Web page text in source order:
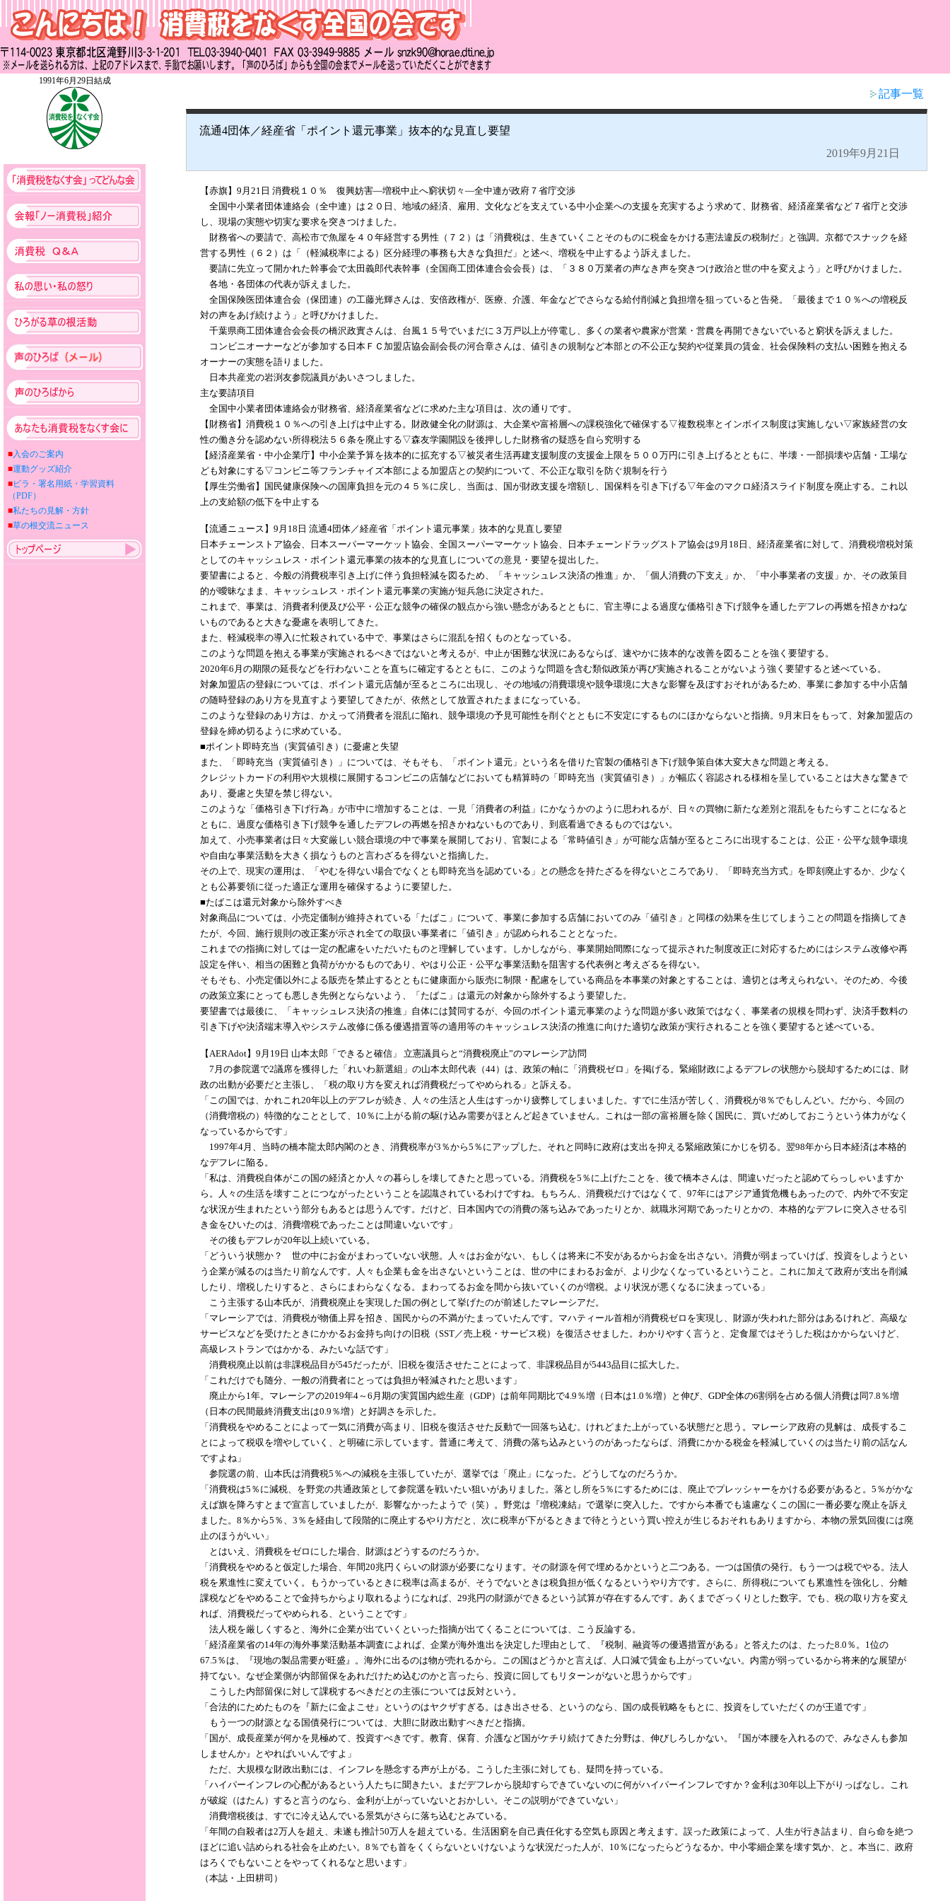
1991年6月29日結成
■入会のご案内
■運動グッズ紹介
■ビラ・署名用紙・学習資料
（PDF）
■私たちの見解・方針
■草の根交流ニュース
記事一覧
流通4団体／経産省「ポイント還元事業」抜本的な見直し要望
2019年9月21日
【赤旗】9月21日 消費税１０％ 復興妨害―増税中止へ窮状切々―全中連が政府７省庁交渉
全国中小業者団体連絡会（全中連）は２０日、地域の経済、雇用、文化などを支えている中小企業への支援を充実するよう求めて、財務省、経済産業省など７省庁と交渉
し、現場の実態や切実な要求を突きつけました。
財務省への要請で、高松市で魚屋を４０年経営する男性（７２）は「消費税は、生きていくことそのものに税金をかける憲法違反の税制だ」と強調。京都でスナックを経
営する男性（６２）は「（軽減税率による）区分経理の事務も大きな負担だ」と述べ、増税を中止するよう訴えました。
要請に先立って開かれた幹事会で太田義郎代表幹事（全国商工団体連合会会長）は、「３８０万業者の声なき声を突きつけ政治と世の中を変えよう」と呼びかけました。
各地・各団体の代表が訴えました。
全国保険医団体連合会（保団連）の工藤光輝さんは、安倍政権が、医療、介護、年金などでさらなる給付削減と負担増を狙っていると告発。「最後まで１０％への増税反
対の声をあげ続けよう」と呼びかけました。
千葉県商工団体連合会会長の橋沢政實さんは、台風１５号でいまだに３万戸以上が停電し、多くの業者や農家が営業・営農を再開できないでいると窮状を訴えました。
コンビニオーナーなどが参加する日本ＦＣ加盟店協会副会長の河合章さんは、値引きの規制など本部との不公正な契約や従業員の賃金、社会保険料の支払い困難を抱える
オーナーの実態を語りました。
日本共産党の岩渕友参院議員があいさつしました。
主な要請項目
全国中小業者団体連絡会が財務省、経済産業省などに求めた主な項目は、次の通りです。
【財務省】消費税１０％への引き上げは中止する。財政健全化の財源は、大企業や富裕層への課税強化で確保する▽複数税率とインボイス制度は実施しない▽家族経営の女
性の働き分を認めない所得税法５６条を廃止する▽森友学園開設を後押しした財務省の疑惑を自ら究明する
【経済産業省・中小企業庁】中小企業予算を抜本的に拡充する▽被災者生活再建支援制度の支援金上限を５００万円に引き上げるとともに、半壊・一部損壊や店舗・工場な
ども対象にする▽コンビニ等フランチャイズ本部による加盟店との契約について、不公正な取引を防ぐ規制を行う
【厚生労働省】国民健康保険への国庫負担を元の４５％に戻し、当面は、国が財政支援を増額し、国保料を引き下げる▽年金のマクロ経済スライド制度を廃止する。これ以
上の支給額の低下を中止する
【流通ニュース】9月18日 流通4団体／経産省「ポイント還元事業」抜本的な見直し要望
日本チェーンストア協会、日本スーパーマーケット協会、全国スーパーマーケット協会、日本チェーンドラッグストア協会は9月18日、経済産業省に対して、消費税増税対策
としてのキャッシュレス・ポイント還元事業の抜本的な見直しについての意見・要望を提出した。
要望書によると、今般の消費税率引き上げに伴う負担軽減を図るため、「キャッシュレス決済の推進」か、「個人消費の下支え」か、「中小事業者の支援」か、その政策目
的が曖昧なまま、キャッシュレス・ポイント還元事業の実施が短兵急に決定された。
これまで、事業は、消費者利便及び公平・公正な競争の確保の観点から強い懸念があるとともに、官主導による過度な価格引き下げ競争を通したデフレの再燃を招きかねな
いものであると大きな憂慮を表明してきた。
また、軽減税率の導入に忙殺されている中で、事業はさらに混乱を招くものとなっている。
このような問題を抱える事業が実施されるべきではないと考えるが、中止が困難な状況にあるならば、速やかに抜本的な改善を図ることを強く要望する。
2020年6月の期限の延長などを行わないことを直ちに確定するとともに、このような問題を含む類似政策が再び実施されることがないよう強く要望すると述べている。
対象加盟店の登録については、ポイント還元店舗が至るところに出現し、その地域の消費環境や競争環境に大きな影響を及ぼすおそれがあるため、事業に参加する中小店舗
の随時登録のあり方を見直すよう要望してきたが、依然として放置されたままになっている。
このような登録のあり方は、かえって消費者を混乱に陥れ、競争環境の予見可能性を削ぐとともに不安定にするものにほかならないと指摘。9月末日をもって、対象加盟店の
登録を締め切るように求めている。
■ポイント即時充当（実質値引き）に憂慮と失望
また、「即時充当（実質値引き）」については、そもそも、「ポイント還元」という名を借りた官製の価格引き下げ競争策自体大変大きな問題と考える。
クレジットカードの利用や大規模に展開するコンビニの店舗などにおいても精算時の「即時充当（実質値引き）」が幅広く容認される様相を呈していることは大きな驚きで
あり、憂慮と失望を禁じ得ない。
このような「価格引き下げ行為」が市中に増加することは、一見「消費者の利益」にかなうかのように思われるが、日々の買物に新たな差別と混乱をもたらすことになると
ともに、過度な価格引き下げ競争を通したデフレの再燃を招きかねないものであり、到底看過できるものではない。
加えて、小売事業者は日々大変厳しい競合環境の中で事業を展開しており、官製による「常時値引き」が可能な店舗が至るところに出現することは、公正・公平な競争環境
や自由な事業活動を大きく損なうものと言わざるを得ないと指摘した。
その上で、現実の運用は、「やむを得ない場合でなくとも即時充当を認めている」との懸念を持たざるを得ないところであり、「即時充当方式」を即刻廃止するか、少なく
とも公募要領に従った適正な運用を確保するように要望した。
■たばこは還元対象から除外すべき
対象商品については、小売定価制が維持されている「たばこ」について、事業に参加する店舗においてのみ「値引き」と同様の効果を生じてしまうことの問題を指摘してき
たが、今回、施行規則の改正案が示され全ての取扱い事業者に「値引き」が認められることとなった。
これまでの指摘に対しては一定の配慮をいただいたものと理解しています。しかしながら、事業開始間際になって提示された制度改正に対応するためにはシステム改修や再
設定を伴い、相当の困難と負荷がかかるものであり、やはり公正・公平な事業活動を阻害する代表例と考えざるを得ない。
そもそも、小売定価以外による販売を禁止するとともに健康面から販売に制限・配慮をしている商品を本事業の対象とすることは、適切とは考えられない。そのため、今後
の政策立案にとっても悪しき先例とならないよう、「たばこ」は還元の対象から除外するよう要望した。
要望書では最後に、「キャッシュレス決済の推進」自体には賛同するが、今回のポイント還元事業のような問題が多い政策ではなく、事業者の規模を問わず、決済手数料の
引き下げや決済端末導入やシステム改修に係る優遇措置等の適用等のキャッシュレス決済の推進に向けた適切な政策が実行されることを強く要望すると述べている。
【AERAdot】9月19日 山本太郎「できると確信」 立憲議員らと“消費税廃止”のマレーシア訪問
7月の参院選で2議席を獲得した「れいわ新選組」の山本太郎代表（44）は、政策の軸に「消費税ゼロ」を掲げる。緊縮財政によるデフレの状態から脱却するためには、財
政の出動が必要だと主張し、「税の取り方を変えれば消費税だってやめられる」と訴える。
「この国では、かれこれ20年以上のデフレが続き、人々の生活と人生はすっかり疲弊してしまいました。すでに生活が苦しく、消費税が8％でもしんどい。だから、今回の
（消費増税の）特徴的なこととして、10％に上がる前の駆け込み需要がほとんど起きていません。これは一部の富裕層を除く国民に、買いだめしておこうという体力がなく
なっているからです」
1997年4月、当時の橋本龍太郎内閣のとき、消費税率が3％から5％にアップした。それと同時に政府は支出を抑える緊縮政策にかじを切る。翌98年から日本経済は本格的
なデフレに陥る。
「私は、消費税自体がこの国の経済とか人々の暮らしを壊してきたと思っている。消費税を5％に上げたことを、後で橋本さんは、間違いだったと認めてらっしゃいますか
ら。人々の生活を壊すことにつながったということを認識されているわけですね。もちろん、消費税だけではなくて、97年にはアジア通貨危機もあったので、内外で不安定
な状況が生まれたという部分もあるとは思うんです。だけど、日本国内での消費の落ち込みであったりとか、就職氷河期であったりとかの、本格的なデフレに突入させる引
き金をひいたのは、消費増税であったことは間違いないです」
その後もデフレが20年以上続いている。
「どういう状態か？ 世の中にお金がまわっていない状態。人々はお金がない、もしくは将来に不安があるからお金を出さない。消費が弱まっていけば、投資をしようとい
う企業が減るのは当たり前なんです。人々も企業も金を出さないということは、世の中にまわるお金が、より少なくなっているということ。これに加えて政府が支出を削減
したり、増税したりすると、さらにまわらなくなる。まわってるお金を間から抜いていくのが増税。より状況が悪くなるに決まっている」
こう主張する山本氏が、消費税廃止を実現した国の例として挙げたのが前述したマレーシアだ。
「マレーシアでは、消費税が物価上昇を招き、国民からの不満がたまっていたんです。マハティール首相が消費税ゼロを実現し、財源が失われた部分はあるけれど、高級な
サービスなどを受けたときにかかるお金持ち向けの旧税（SST／売上税・サービス税）を復活させました。わかりやすく言うと、定食屋ではそうした税はかからないけど、
高級レストランではかかる、みたいな話です」
消費税廃止以前は非課税品目が545だったが、旧税を復活させたことによって、非課税品目が5443品目に拡大した。
「これだけでも随分、一般の消費者にとっては負担が軽減されたと思います」
廃止から1年。マレーシアの2019年4～6月期の実質国内総生産（GDP）は前年同期比で4.9％増（日本は1.0％増）と伸び、GDP全体の6割弱を占める個人消費は同7.8％増
（日本の民間最終消費支出は0.9％増）と好調さを示した。
「消費税をやめることによって一気に消費が高まり、旧税を復活させた反動で一回落ち込む。けれどまた上がっている状態だと思う。マレーシア政府の見解は、成長するこ
とによって税収を増やしていく、と明確に示しています。普通に考えて、消費の落ち込みというのがあったならば、消費にかかる税金を軽減していくのは当たり前の話なん
ですよね」
参院選の前、山本氏は消費税5％への減税を主張していたが、選挙では「廃止」になった。どうしてなのだろうか。
「消費税は5％に減税、を野党の共通政策として参院選を戦いたい狙いがありました。落とし所を5％にするためには、廃止でプレッシャーをかける必要があると。5％がかな
えば旗を降ろすとまで宣言していましたが、影響なかったようで（笑）。野党は『増税凍結』で選挙に突入した。ですから本番でも遠慮なくこの国に一番必要な廃止を訴え
ました。8％から5％、3％を経由して段階的に廃止するやり方だと、次に税率が下がるときまで待とうという買い控えが生じるおそれもありますから、本物の景気回復には廃
止のほうがいい」
とはいえ、消費税をゼロにした場合、財源はどうするのだろうか。
「消費税をやめると仮定した場合、年間20兆円くらいの財源が必要になります。その財源を何で埋めるかというと二つある。一つは国債の発行。もう一つは税でやる。法人
税を累進性に変えていく。もうかっているときに税率は高まるが、そうでないときは税負担が低くなるというやり方です。さらに、所得税についても累進性を強化し、分離
課税などをやめることで金持ちからより取れるようになれば、29兆円の財源ができるという試算が存在するんです。あくまでざっくりとした数字。でも、税の取り方を変え
れば、消費税だってやめられる、ということです」
法人税を厳しくすると、海外に企業が出ていくといった指摘が出てくることについては、こう反論する。
「経済産業省の14年の海外事業活動基本調査によれば、企業が海外進出を決定した理由として、『税制、融資等の優遇措置がある』と答えたのは、たった8.0％。1位の
67.5％は、『現地の製品需要が旺盛』。海外に出るのは物が売れるから。この国はどうかと言えば、人口減で賃金も上がっていない。内需が弱っているから将来的な展望が
持てない。なぜ企業側が内部留保をあれだけため込むのかと言ったら、投資に回してもリターンがないと思うからです」
こうした内部留保に対して課税するべきだとの主張については反対という。
「合法的にためたものを『新たに金よこせ』というのはヤクザすぎる。はき出させる、というのなら、国の成長戦略をもとに、投資をしていただくのが王道です」
もう一つの財源となる国債発行については、大胆に財政出動すべきだと指摘。
「国が、成長産業が何かを見極めて、投資すべきです。教育、保育、介護など国がケチり続けてきた分野は、伸びしろしかない。『国が本腰を入れるので、みなさんも参加
しませんか』とやればいいんですよ」
ただ、大規模な財政出動には、インフレを懸念する声が上がる。こうした主張に対しても、疑問を持っている。
「ハイパーインフレの心配があるという人たちに聞きたい。まだデフレから脱却すらできていないのに何がハイパーインフレですか？金利は30年以上下がりっぱなし。これ
が破綻（はたん）すると言うのなら、金利が上がっていないとおかしい。そこの説明ができていない」
消費増税後は、すでに冷え込んでいる景気がさらに落ち込むとみている。
「年間の自殺者は2万人を超え、未遂も推計50万人を超えている。生活困窮を自己責任化する空気も原因と考えます。誤った政策によって、人生が行き詰まり、自ら命を絶つ
ほどに追い詰められる社会を止めたい。8％でも首をくくらないといけないような状況だった人が、10％になったらどうなるか。中小零細企業を壊す気か、と。本当に、政府
はろくでもないことをやってくれるなと思います」
（本誌・上田耕司）